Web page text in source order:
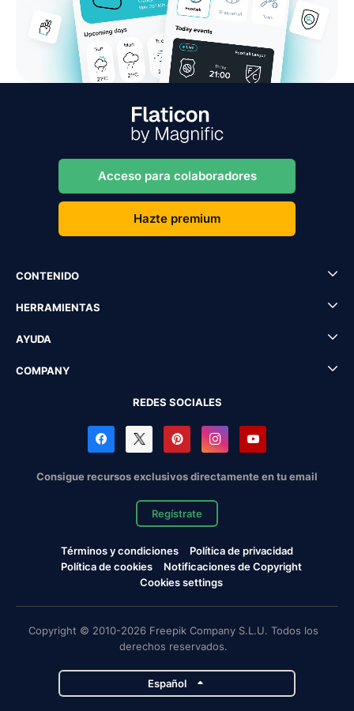
Acceso para colaboradores
Hazte premium
CONTENIDO
HERRAMIENTAS
AYUDA
COMPANY
REDES SOCIALES
Consigue recursos exclusivos directamente en tu email
Regístrate
Términos y condiciones
Política de privacidad
Política de cookies
Notificaciones de Copyright
Cookies settings
Copyright © 2010-2026 Freepik Company S.L.U. Todos los
derechos reservados.
Español